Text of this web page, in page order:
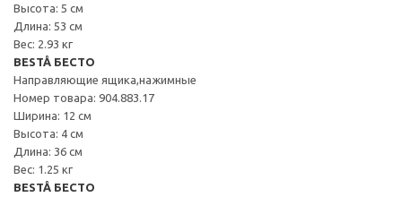
Высота: 5 см
Длина: 53 см
Вес: 2.93 кг
BESTÅ БЕСТО
Направляющие ящика,нажимные
Номер товара: 904.883.17
Ширина: 12 см
Высота: 4 см
Длина: 36 см
Вес: 1.25 кг
BESTÅ БЕСТО